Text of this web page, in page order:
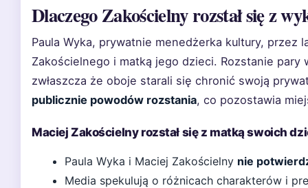
Dlaczego Zakościelny rozstał się z
Paula Wyka, prywatnie menedżerka kultury, przez
Zakościelnego i matką jego dzieci. Rozstanie pary
zwłaszcza że oboje starali się chronić swoją
publicznie powodów rozstania, co pozostawia
Maciej Zakościelny rozstał się z matką swoich
Paula Wyka i Maciej Zakościelny nie
Media spekulują o różnicach charakterów i